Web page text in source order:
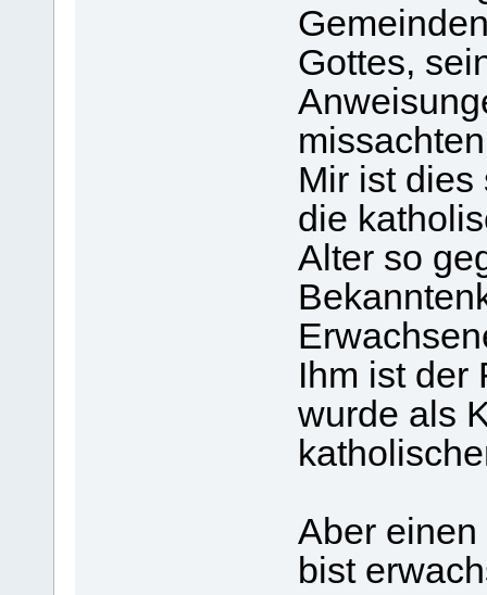
Gottes,
Mir ist dies
die
Alter so
Ihm ist der
wurde als
Aber
bist